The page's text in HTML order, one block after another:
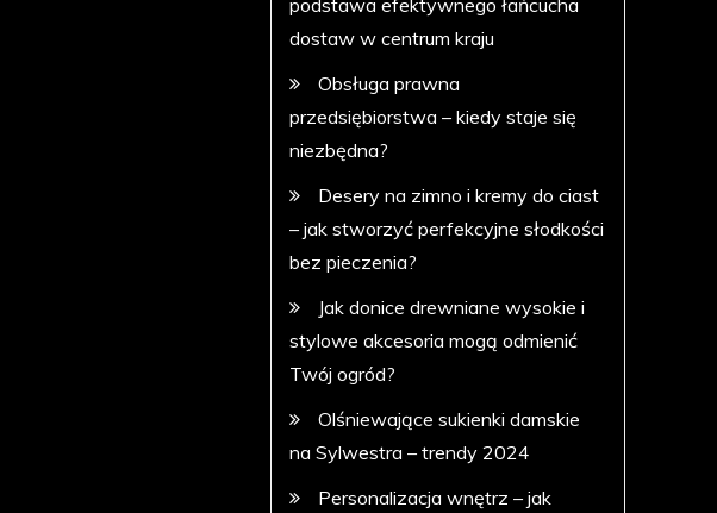
podstawa efektywnego łańcucha
dostaw w centrum kraju
Obsługa prawna
przedsiębiorstwa – kiedy staje się
niezbędna?
Desery na zimno i kremy do ciast
– jak stworzyć perfekcyjne słodkości
bez pieczenia?
Jak donice drewniane wysokie i
stylowe akcesoria mogą odmienić
Twój ogród?
Olśniewające sukienki damskie
na Sylwestra – trendy 2024
Personalizacja wnętrz – jak